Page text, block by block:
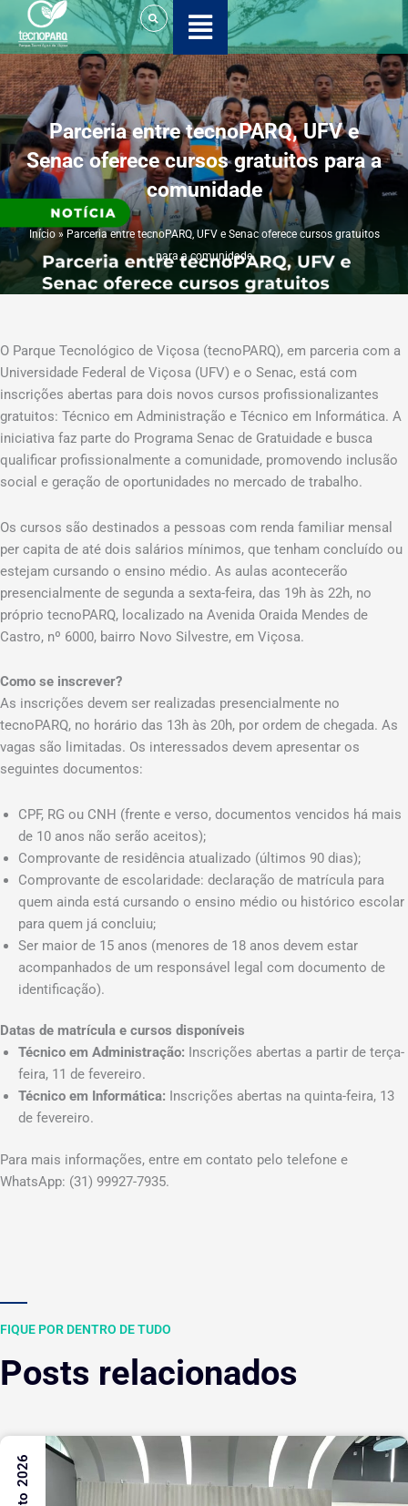
para
o
conteúdo
Parceria entre tecnoPARQ, UFV e
Senac oferece cursos gratuitos para a
comunidade
Início» Parceria entre tecnoPARQ, UFV e Senac oferece cursos gratuitos
para a comunidade
O Parque Tecnológico de Viçosa (tecnoPARQ), em parceria com a
Universidade Federal de Viçosa (UFV) e o Senac, está com
inscrições abertas para dois novos cursos profissionalizantes
gratuitos: Técnico em Administração e Técnico em Informática. A
iniciativa faz parte do Programa Senac de Gratuidade e busca
qualificar profissionalmente a comunidade, promovendo inclusão
social e geração de oportunidades no mercado de trabalho.
Os cursos são destinados a pessoas com renda familiar mensal
per capita de até dois salários mínimos, que tenham concluído ou
estejam cursando o ensino médio. As aulas acontecerão
presencialmente de segunda a sexta-feira, das 19h às 22h, no
próprio tecnoPARQ, localizado na Avenida Oraida Mendes de
Castro, nº 6000, bairro Novo Silvestre, em Viçosa.
Como se inscrever?
As inscrições devem ser realizadas presencialmente no
tecnoPARQ, no horário das 13h às 20h, por ordem de chegada. As
vagas são limitadas. Os interessados devem apresentar os
seguintes documentos:
CPF, RG ou CNH (frente e verso, documentos vencidos há mais
de 10 anos não serão aceitos);
Comprovante de residência atualizado (últimos 90 dias);
Comprovante de escolaridade: declaração de matrícula para
quem ainda está cursando o ensino médio ou histórico escolar
para quem já concluiu;
Ser maior de 15 anos (menores de 18 anos devem estar
acompanhados de um responsável legal com documento de
identificação).
Datas de matrícula e cursos disponíveis
Técnico em Administração: Inscrições abertas a partir de terça-
feira, 11 de fevereiro.
Técnico em Informática: Inscrições abertas na quinta-feira, 13
de fevereiro.
Para mais informações, entre em contato pelo telefone e
WhatsApp: (31) 99927-7935.
FIQUE POR DENTRO DE TUDO
Posts relacionados